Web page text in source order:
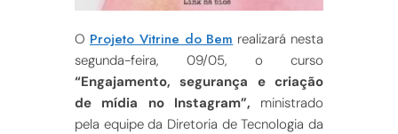
O Projeto Vitrine do Bem realizará nesta
segunda-feira, 09/05, o curso
“Engajamento, segurança e criação
de mídia no Instagram”, ministrado
pela equipe da Diretoria de Tecnologia da